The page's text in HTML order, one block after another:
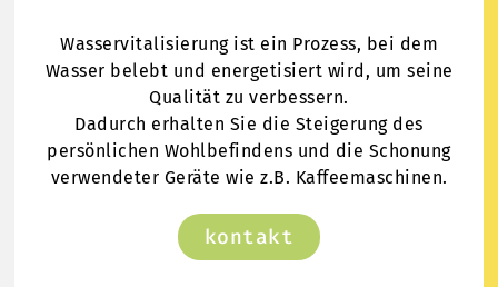
Wasservitalisierung ist ein Prozess, bei dem
Wasser belebt und energetisiert wird, um seine
Qualität zu verbessern.
Dadurch erhalten Sie die Steigerung des
persönlichen Wohlbefindens und die Schonung
verwendeter Geräte wie z.B. Kaffeemaschinen.
kontakt